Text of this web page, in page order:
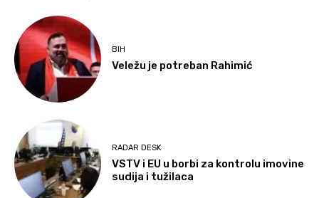
BIH
Veležu je potreban Rahimić
RADAR DESK
VSTV i EU u borbi za kontrolu imovine
sudija i tužilaca